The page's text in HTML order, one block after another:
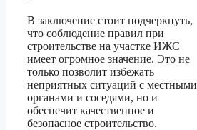
В заключение стоит подчеркнуть,
что соблюдение правил при
строительстве на участке ИЖС
имеет огромное значение. Это не
только позволит избежать
неприятных ситуаций с местными
органами и соседями, но и
обеспечит качественное и
безопасное строительство.